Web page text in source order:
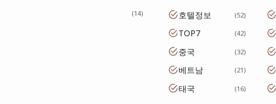
14 호텔정보 52
TOP7 42
중국 32
베트남 21
태국 16